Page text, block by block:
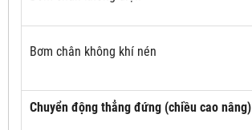
Bơm chân không khí nén
Chuyển động thẳng đứng (chiều cao nâng)